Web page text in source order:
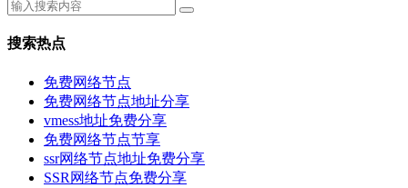
搜索热点
免费网络节点
免费网络节点地址分享
vmess地址免费分享
免费网络节点节享
ssr网络节点地址免费分享
SSR网络节点免费分享